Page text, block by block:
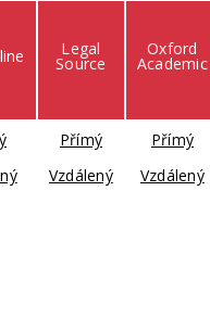
Legal
Source
Oxford
Academic
Přímý
Přímý
Vzdálený Vzdálený